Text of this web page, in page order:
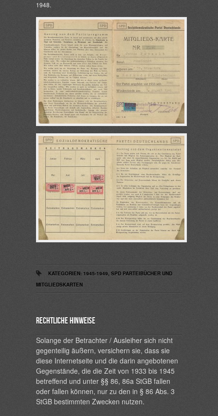
1948.
KATEGORIEN: 1945-1949, SPD PARTEIBÜCHER UND
MITGLIEDSKARTEN
Rechtliche Hinweise
Solange der Betrachter / Ausleiher sich nicht
gegenteilig äußern, versichern sie, dass sie
diese Internetseite und die darin angebotenen
Gegenstände, die die Zeit von 1933 bis 1945
betreffend und unter §§ 86, 86a StGB fallen
oder fallen können, nur zu den in § 86 Abs. 3
StGB bestimmten Zwecken nutzen.